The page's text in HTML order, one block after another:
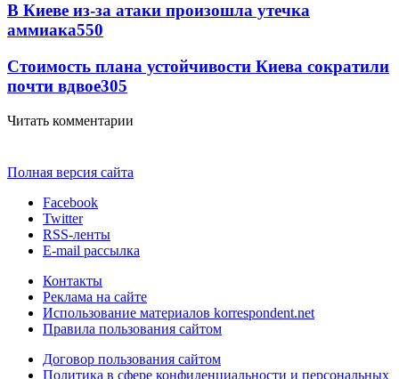
В Киеве из-за атаки произошла утечка
аммиака550
Стоимость плана устойчивости Киева сократили
почти вдвое305
Читать комментарии
Полная версия сайта
Facebook
Twitter
RSS-ленты
E-mail рассылка
Контакты
Реклама на сайте
Использование материалов korrespondent.net
Правила пользования сайтом
Договор пользования сайтом
Политика в сфере конфиденциальности и персональных